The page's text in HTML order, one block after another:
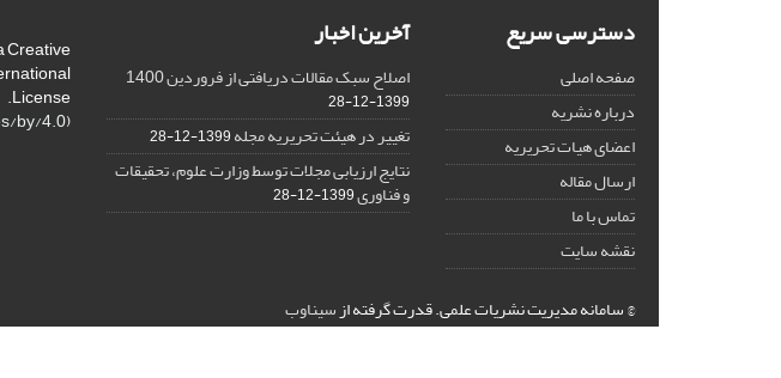
دسترسی سریع
صفحه اصلی
درباره نشریه
اعضای هیات تحریریه
ارسال مقاله
تماس با ما
نقشه سایت
آخرین اخبار
اصلاح سبک مقالات دریافتی از فروردین 1400
1399-12-28
تغییر در هیئت تحریریه مجله1399-12-28
نتایج ارزیابی مجلات توسط وزارت علوم، تحقیقات
و فناوری1399-12-28
Creative
License.
(
by/4.0/
© سامانه مدیریت نشریات علمی.قدرت گرفته ازسیناوب